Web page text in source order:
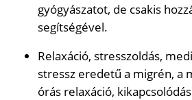
gyógyászatot, de csakis
segítségével.
Relaxáció, stresszoldás,
stressz eredetű a migrén, a
órás relaxáció,